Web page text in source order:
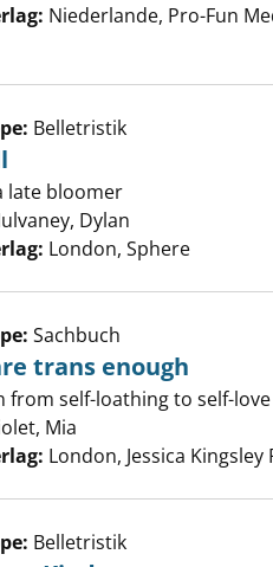
Call me Agnes (OmU)
Verfasser
Niederlande, Pro-Fun
von Paper Doll anzeigen
Belletristik
late bloomer
Dylan
London, Sphere
von Yes, you are trans
Sachbuch
trans enough
from self-loathing to self-love
Mia
London, Jessica Kingsley
Belletristik